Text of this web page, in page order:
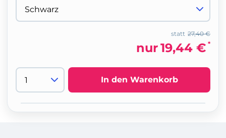
27,40 €
statt
nur19,44 € *
In den Warenkorb